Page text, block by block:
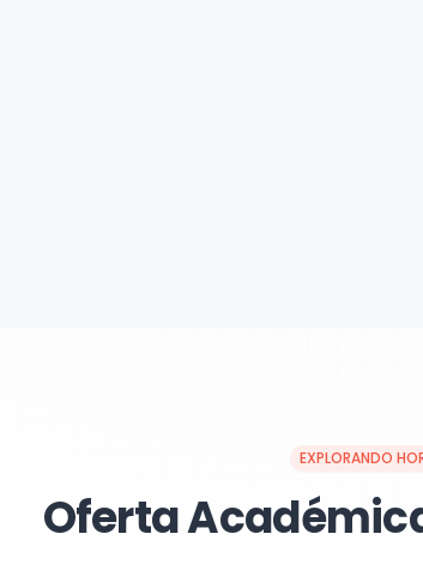
EXPLORANDO
Oferta